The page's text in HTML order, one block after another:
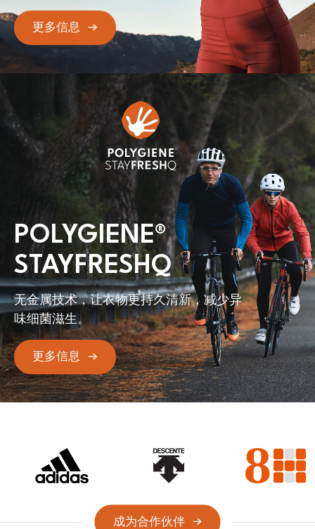
更多信息
POLYGIENE®
STAYFRESHQ
无金属技术，让衣物更持久清新，减少异
味细菌滋生。
更多信息
成为合作伙伴